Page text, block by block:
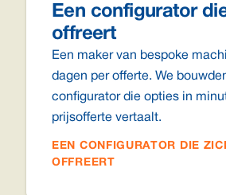
Een configurator
offreert
Een maker van bespoke
dagen per offerte. We
configurator die opties in
prijsofferte vertaalt.
EEN CONFIGURATOR DIE
OFFREERT